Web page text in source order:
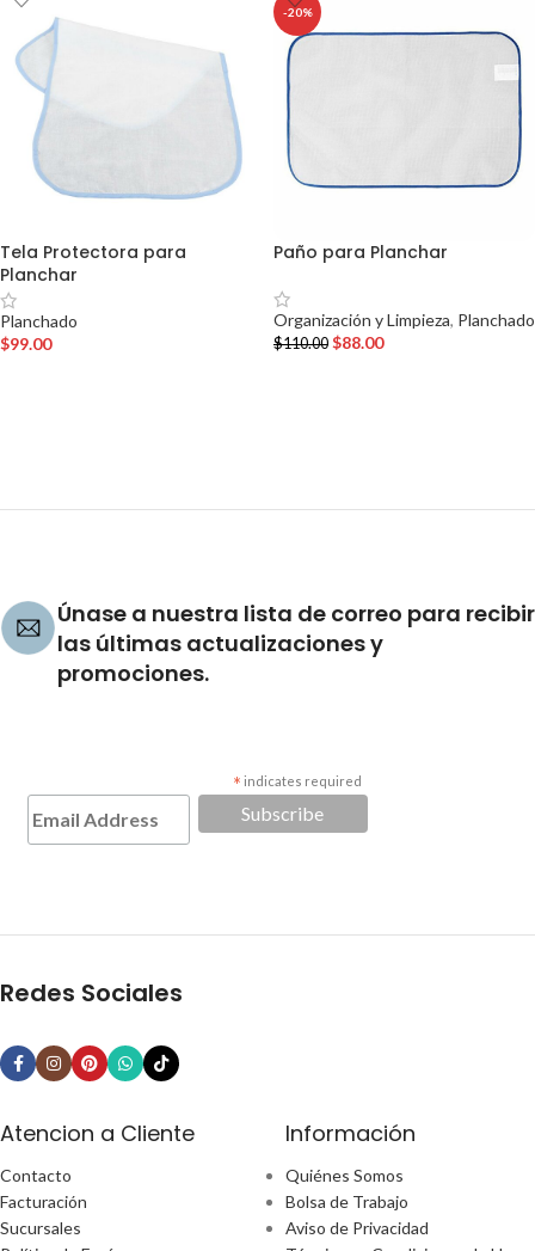
Tela Protectora para
Planchar
Planchado
$99.00
-20%
Paño para Planchar
Organización y Limpieza, Planchado
$110.00 $88.00
Únase a nuestra lista de correo para recibir
las últimas actualizaciones y
promociones.
* indicates required
Redes Sociales
Atencion a Cliente
Contacto
Facturación
Sucursales
Información
Quiénes Somos
Bolsa de Trabajo
Aviso de Privacidad